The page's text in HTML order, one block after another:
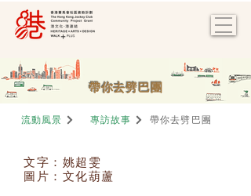
帶你去劈巴團
專訪故事 帶你去劈巴團
流動風景
文字：姚超雯
圖片：文化葫蘆